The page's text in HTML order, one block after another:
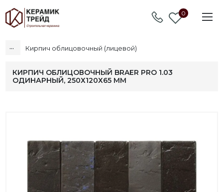
0
... Кирпич облицовочный (лицевой)
КИРПИЧ ОБЛИЦОВОЧНЫЙ BRAER PRO 1.03
ОДИНАРНЫЙ, 250Х120Х65 ММ